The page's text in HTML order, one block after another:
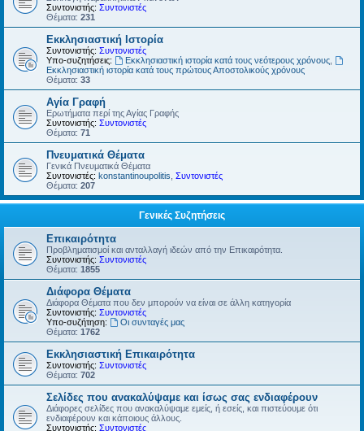
Συντονιστής: Συντονιστές
Θέματα: 231
Εκκλησιαστική Ιστορία
Συντονιστής: Συντονιστές
Υπο-συζητήσεις:
Εκκλησιαστική ιστορία κατά τους νεότερους χρόνους,
Εκκλησιαστική ιστορία κατά τους πρώτους Αποστολικούς χρόνους
Θέματα: 33
Αγία Γραφή
Ερωτήματα περί της Αγίας Γραφής
Συντονιστής: Συντονιστές
Θέματα: 71
Πνευματικά Θέματα
Γενικά Πνευματικά Θέματα
Συντονιστές: konstantinoupolitis Συντονιστές
Θέματα: 207
Γενικές Συζητήσεις
Επικαιρότητα
Προβληματισμοί και ανταλλαγή ιδεών από την Επικαιρότητα.
Συντονιστής: Συντονιστές
Θέματα: 1855
Διάφορα Θέματα
Διάφορα Θέματα που δεν μπορούν να είναι σε άλλη κατηγορία
Συντονιστής: Συντονιστές
Υπο-συζήτηση:
Οι συνταγές μας
Θέματα: 1762
Εκκλησιαστική Επικαιρότητα
Συντονιστής: Συντονιστές
Θέματα: 702
Σελίδες που ανακαλύψαμε και ίσως σας ενδιαφέρουν
Διάφορες σελίδες που ανακαλύψαμε εμείς, ή εσείς, και πιστεύουμε ότι
ενδιαφέρουν και κάποιους άλλους.
Συντονιστής: Συντονιστές